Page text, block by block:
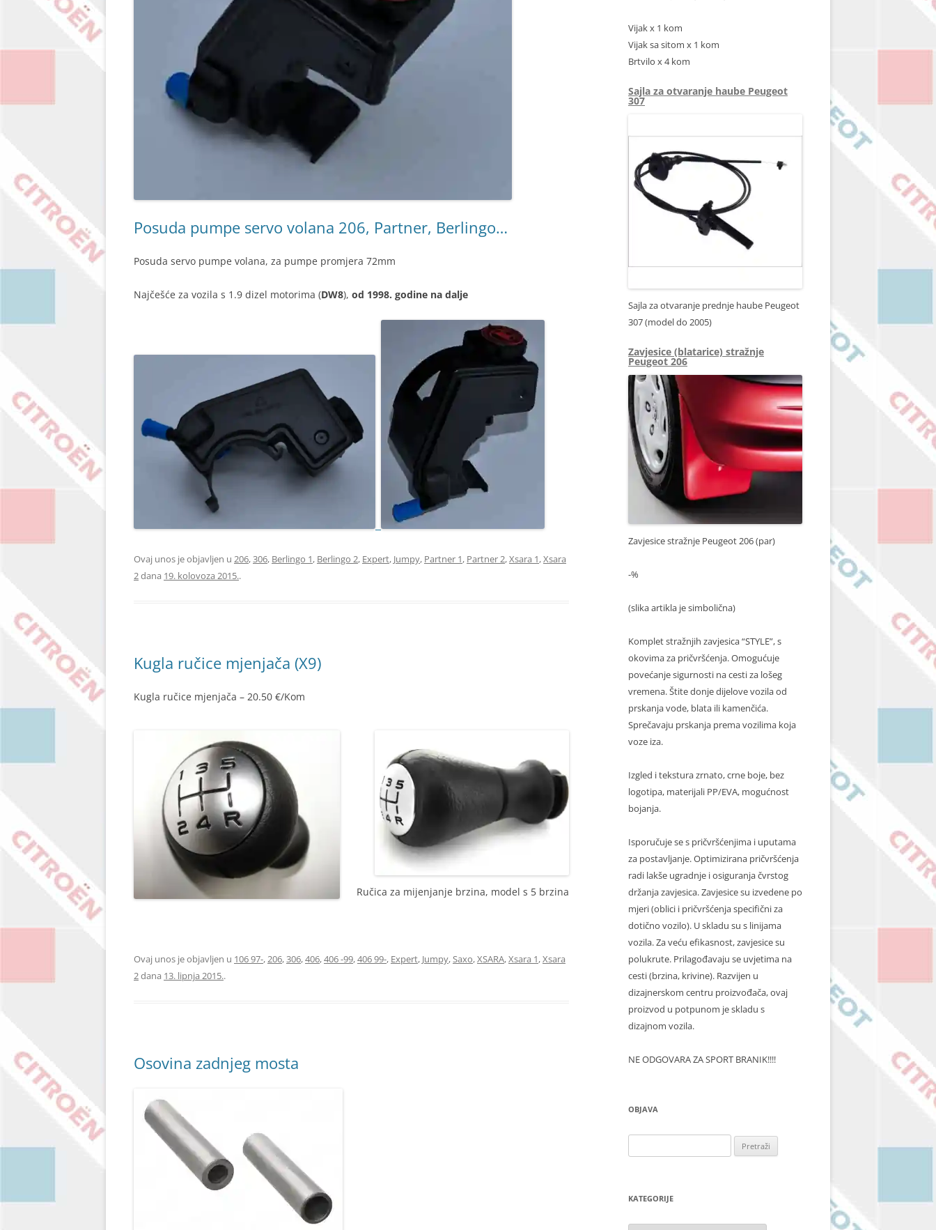
Posuda pumpe servo volana 206, Partner, Berlingo…
Posuda servo pumpe volana, za pumpe promjera 72mm
Najčešće za vozila s 1.9 dizel motorima (DW8), od 1998. godine na dalje
Ovaj unos je objavljen u 206,306, Berlingo 1, Berlingo 2, Expert, Jumpy, Partner 1, Partner 2,Xsara 1,Xsara
2dana 19. kolovoza 2015..
Kugla ručice mjenjača (X9)
Kugla ručice mjenjača – 20.50 €/Kom
Ručica za mijenjanje brzina, model s 5 brzina
Ovaj unos je objavljen u 106 97-,206,306,406,406 -99,406 99-, Expert, Jumpy,Saxo,XSARA,Xsara 1,Xsara
2dana 13. lipnja 2015..
Osovina zadnjeg mosta
Vijak x 1 kom
Vijak sa sitom x 1 kom
Brtvilo x 4 kom
Sajla za otvaranje haube Peugeot
307
Sajla za otvaranje prednje haube Peugeot
307 (model do 2005)
Zavjesice (blatarice) stražnje
Peugeot 206
Zavjesice stražnje Peugeot 206 (par)
-%
(slika artikla je simbolična)
Komplet stražnjih zavjesica “STYLE”, s
okovima za pričvršćenja. Omogućuje
povećanje sigurnosti na cesti za lošeg
vremena. Štite donje dijelove vozila od
prskanja vode, blata ili kamenčića.
Sprečavaju prskanja prema vozilima koja
voze iza.
Izgled i tekstura zrnato, crne boje, bez
logotipa, materijali PP/EVA, mogućnost
bojanja.
Isporučuje se s pričvršćenjima i uputama
za postavljanje. Optimizirana pričvršćenja
radi lakše ugradnje i osiguranja čvrstog
držanja zavjesica. Zavjesice su izvedene po
mjeri (oblici i pričvršćenja specifični za
dotično vozilo). U skladu su s linijama
vozila. Za veću efikasnost, zavjesice su
polukrute. Prilagođavaju se uvjetima na
cesti (brzina, krivine). Razvijen u
dizajnerskom centru proizvođača, ovaj
proizvod u potpunom je skladu s
dizajnom vozila.
NE ODGOVARA ZA SPORT BRANIK!!!!
OBJAVA
KATEGORIJE